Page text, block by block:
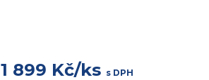
1 899 Kč/ks s DPH